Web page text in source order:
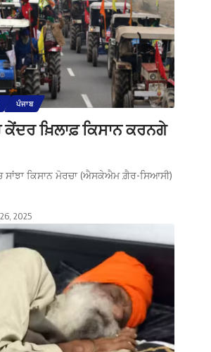
ਪੰਜਾਬ
ਖ਼ਿਲਾਫ਼ ਕਿਸਾਨ ਕਰਨਗੇ
ਸਾਂਝਾ ਕਿਸਾਨ ਮੋਰਚਾ (ਐਸਕੇਐਮ ਗ਼ੈਰ-ਸਿਆਸੀ)
2025